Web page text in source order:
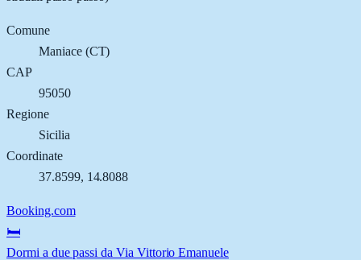
Comune
Maniace(CT)
CAP
95050
Regione
Sicilia
Coordinate
37.8599, 14.8088
Booking.com
🛏️
Dormi a due passi da Via Vittorio Emanuele